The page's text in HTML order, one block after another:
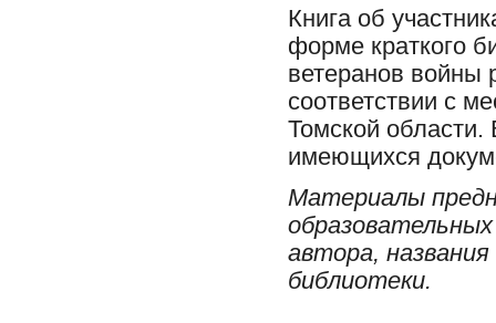
Книга об
форме краткого
ветеранов войны
соответствии с
Томской
имеющихся
Материалы
автора,
библиотеки.